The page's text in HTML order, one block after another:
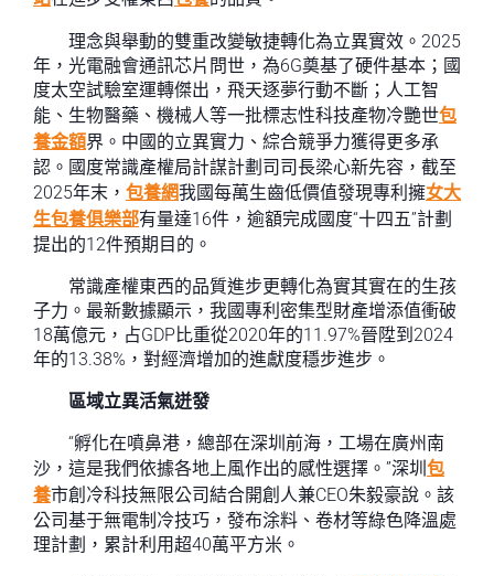
理念與舉動的雙重改變敏捷轉化為立異實效。2025
年，光電融會通訊芯片問世，為6G奠基了硬件基本；國
度太空試驗室運轉傑出，飛天逐夢行動不斷；人工智
能、生物醫藥、機械人等一批標志性科技產物冷艷世包
養金額界。中國的立異實力、綜合競爭力獲得更多承
認。國度常識產權局計謀計劃司司長梁心新先容，截至
2025年末， 包養網我國每萬生齒低價值發現專利擁女大
生包養俱樂部有量達16件，逾額完成國度“十四五”計劃
提出的12件預期目的。
常識產權東西的品質進步更轉化為實其實在的生孩
子力。最新數據顯示，我國專利密集型財產增添值衝破
18萬億元，占GDP比重從2020年的11.97%晉陞到2024
年的13.38%，對經濟增加的進獻度穩步進步。
區域立異活氣迸發
“孵化在噴鼻港，總部在深圳前海，工場在廣州南
沙，這是我們依據各地上風作出的感性選擇。”深圳 包
養市創冷科技無限公司結合開創人兼CEO朱毅豪說。該
公司基于無電制冷技巧，發布涂料、卷材等綠色降溫處
理計劃，累計利用超40萬平方米。